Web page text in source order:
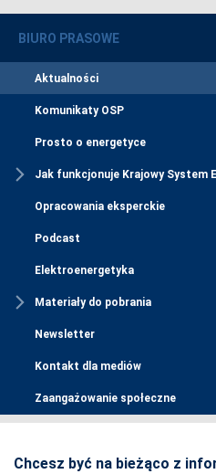
BIURO PRASOWE
Aktualności
Komunikaty OSP
Prosto o energetyce
Jak funkcjonuje Krajowy System
Opracowania eksperckie
Podcast
Elektroenergetyka
Materiały do pobrania
Newsletter
Kontakt dla mediów
Zaangażowanie społeczne
Chcesz być na bieżąco z